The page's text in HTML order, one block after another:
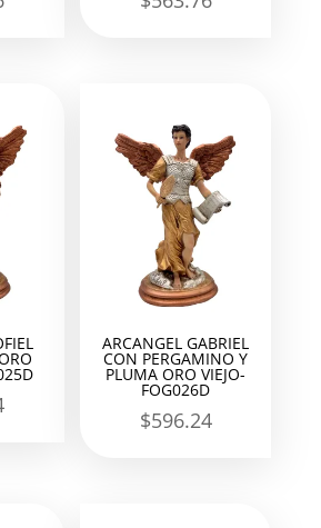
ARCANGEL GABRIEL
CON PERGAMINO Y
PLUMA ORO VIEJO-
FOG026D
$596.24